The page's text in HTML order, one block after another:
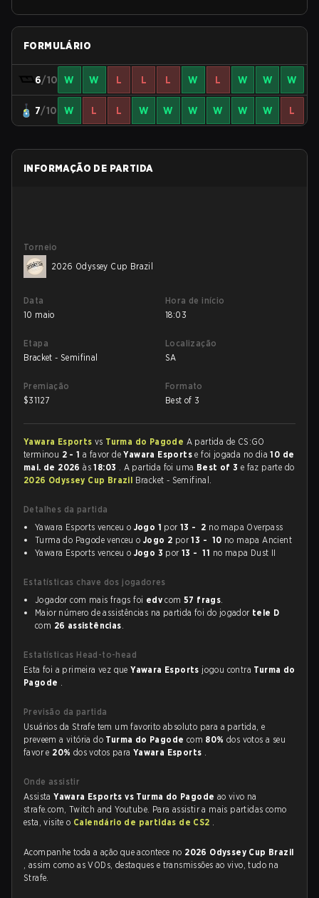
FORMULÁRIO
6/10 W W L L L W L W W W
7/10 W L L W W W W W W L
INFORMAÇÃO DE PARTIDA
Torneio
2026 Odyssey Cup Brazil
Data
10 maio
Hora de início
18:03
Etapa
Bracket - Semifinal
Localização
SA
Premiação
$31127
Formato
Best of 3
Yawara Esports vs Turma do Pagode A partida de CS:GO
terminou 2 - 1 a favor deYawara Esportse foi jogada no dia10 de
mai. de 2026às18:03 . A partida foi uma Best of 3 e faz parte do
2026 Odyssey Cup Brazil Bracket - Semifinal.
Detalhes da partida
Yawara Esports venceu o Jogo 1 por13 - 2 no mapa Overpass
Turma do Pagode venceu o Jogo 2 por13 - 10 no mapa Ancient
Yawara Esports venceu o Jogo 3 por13 - 11 no mapa Dust II
Estatísticas chave dos jogadores
Jogador com mais frags foi edv com57 frags.
Maior número de assistências na partida foi do jogador tele D
com 26 assistências.
Estatísticas Head-to-head
Esta foi a primeira vez queYawara Esports jogou contra Turma do
Pagode .
Previsão da partida
Usuários da Strafe tem um favorito absoluto para a partida, e
preveem a vitória do Turma do Pagode com 80%dos votos a seu
favor e 20% dos votos para Yawara Esports .
Onde assistir
AssistaYawara Esports vs Turma do Pagode ao vivo na
strafe.com, Twitch and Youtube. Para assistir a mais partidas como
esta, visite o Calendário de partidas de CS2 .
Acompanhe toda a ação que acontece no 2026 Odyssey Cup Brazil
, assim como as VODs, destaques e transmissões ao vivo, tudo na
Strafe.